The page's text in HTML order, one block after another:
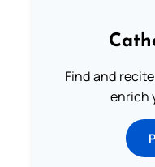
Find and
enrich